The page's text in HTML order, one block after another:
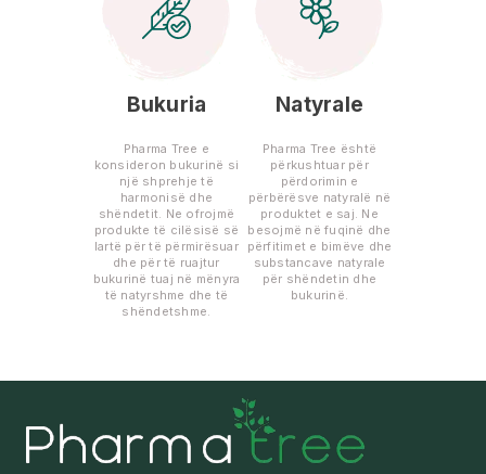
Bukuria
Pharma Tree e
konsideron bukurinë si
një shprehje të
harmonisë dhe
shëndetit. Ne ofrojmë
produkte të cilësisë së
lartë për të përmirësuar
dhe për të ruajtur
bukurinë tuaj në mënyra
të natyrshme dhe të
shëndetshme.
Natyrale
Pharma Tree është
përkushtuar për
përdorimin e
përbërësve natyralë në
produktet e saj. Ne
besojmë në fuqinë dhe
përfitimet e bimëve dhe
substancave natyrale
për shëndetin dhe
bukurinë.